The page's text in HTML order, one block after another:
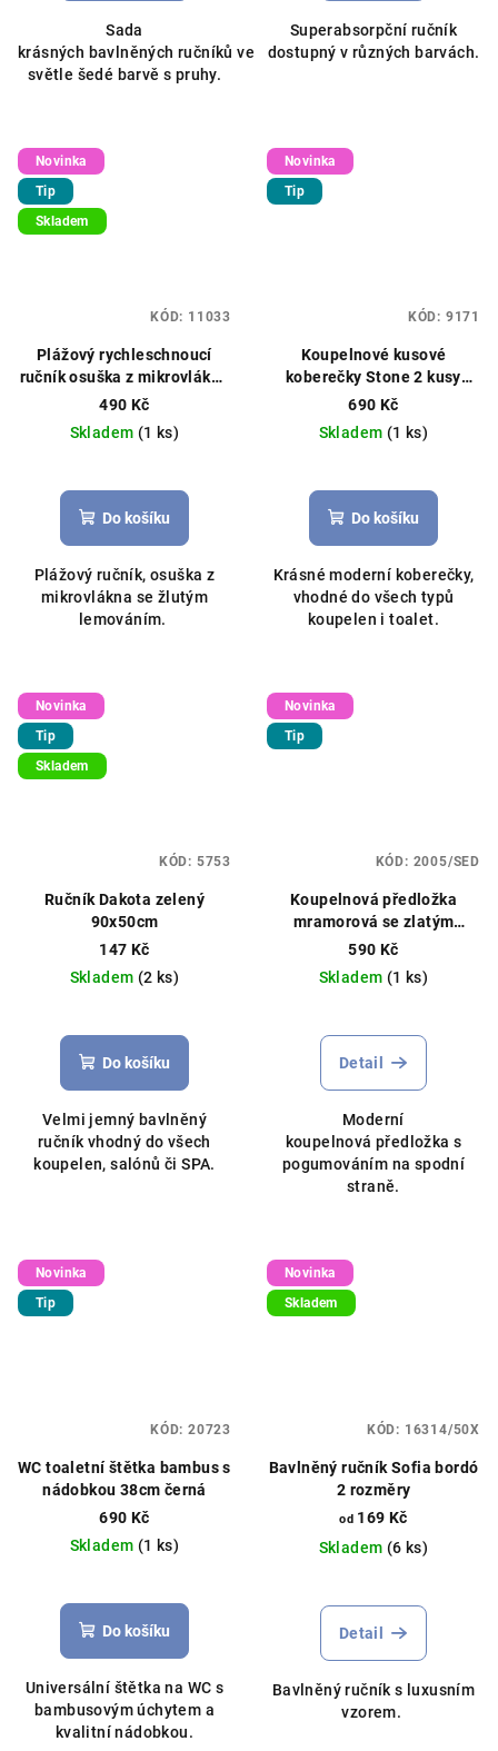
Sada
krásných bavlněných ručníků ve
světle šedé barvě s pruhy.
Superabsorpční ručník
dostupný v různých barvách.
Novinka
Tip
Skladem
Plážový rychleschnoucí
ručník osuška z mikrovlákna
90x180cm světle šedá
490 Kč
Skladem (1 ks)
Do košíku
Plážový ručník, osuška z
mikrovlákna se žlutým
lemováním.
KÓD: 11033
Novinka
Tip
Koupelnové kusové
koberečky Stone 2 kusy
80x50/40x50cm šedá
690 Kč
Skladem (1 ks)
hodnocení
produktu
z
5
hvězdiček.
Do košíku
Krásné moderní koberečky,
vhodné do všech typů
koupelen i toalet.
KÓD: 9171
Novinka
Tip
Skladem
Ručník Dakota zelený
90x50cm
147 Kč
Skladem (2 ks)
Do košíku
Velmi jemný bavlněný
ručník vhodný do všech
koupelen, salónů či SPA.
KÓD: 5753
Novinka
Tip
Koupelnová předložka
mramorová se zlatým
zdobením
protiskluzová,50x80cm,
různé barvy
590 Kč
Skladem (1 ks)
Detail
Moderní
koupelnová předložka s
pogumováním na spodní
straně.
KÓD: 2005/SED
Novinka
Tip
WC toaletní štětka bambus s
nádobkou 38cm černá
690 Kč
Skladem (1 ks)
Do košíku
Universální štětka na WC s
bambusovým úchytem a
kvalitní nádobkou.
KÓD: 20723
Novinka
Skladem
Bavlněný ručník Sofia bordó
2 rozměry
od 169 Kč
Skladem (6 ks)
Detail
Bavlněný ručník s luxusním
vzorem.
KÓD: 16314/50X